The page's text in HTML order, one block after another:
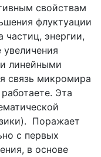
свойствам
флуктуации
частиц, энергии,
линейными
связь микромира
Эта
Поражает
с первых
в основе